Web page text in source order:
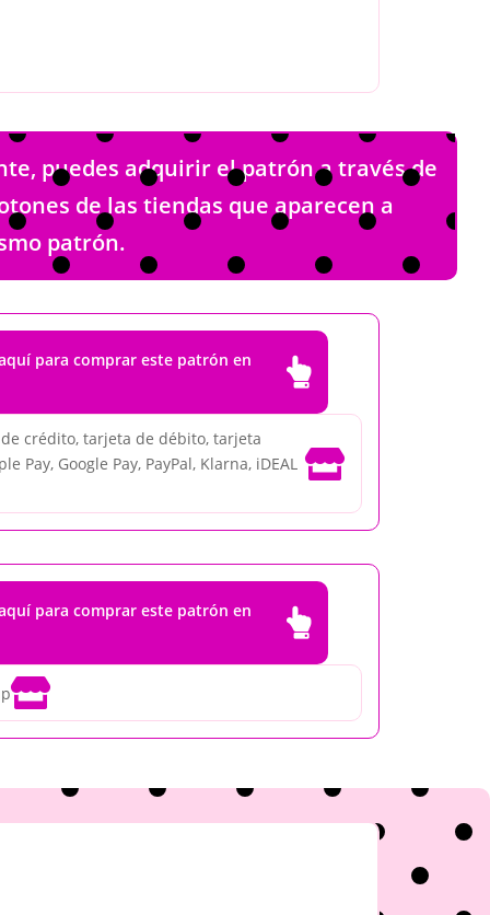
puedes adquirir el patrón a través de
de las tiendas que aparecen a
patrón.
para comprar este patrón en 
crédito, tarjeta de débito, tarjeta
Pay, Google Pay, PayPal, Klarna, iDEAL 
para comprar este patrón en 
